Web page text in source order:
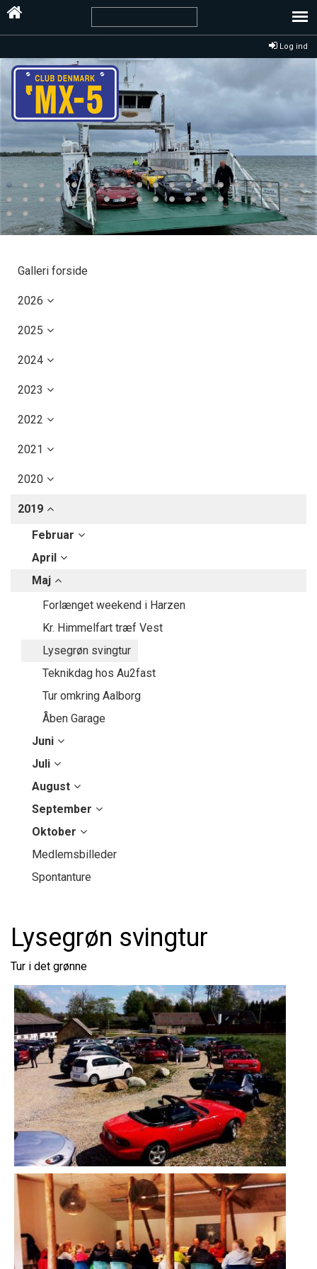
Log ind
Galleri forside
2026
2025
2024
2023
2022
2021
2020
2019
Februar
April
Maj
Forlænget weekend i Harzen
Kr. Himmelfart træf Vest
Lysegrøn svingtur
Teknikdag hos Au2fast
Tur omkring Aalborg
Åben Garage
Juni
Juli
August
September
Oktober
Medlemsbilleder
Spontanture
Lysegrøn svingtur
Tur i det grønne